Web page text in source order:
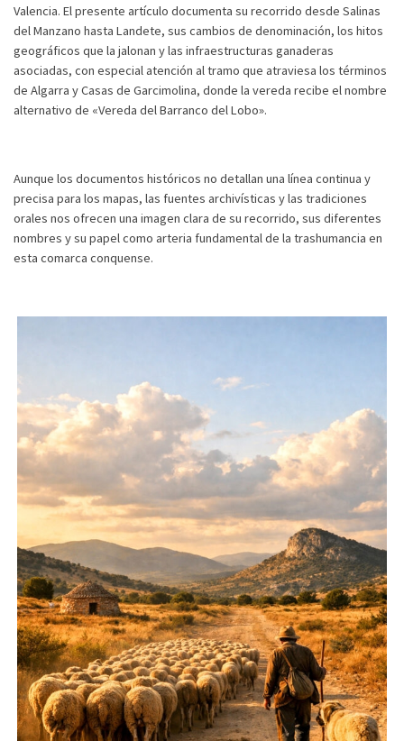
Valencia. El presente artículo documenta su recorrido desde Salinas
del Manzano hasta Landete, sus cambios de denominación, los hitos
geográficos que la jalonan y las infraestructuras ganaderas
asociadas, con especial atención al tramo que atraviesa los términos
de Algarra y Casas de Garcimolina, donde la vereda recibe el nombre
alternativo de «Vereda del Barranco del Lobo».
Aunque los documentos históricos no detallan una línea continua y
precisa para los mapas, las fuentes archivísticas y las tradiciones
orales nos ofrecen una imagen clara de su recorrido, sus diferentes
nombres y su papel como arteria fundamental de la trashumancia en
esta comarca conquense.